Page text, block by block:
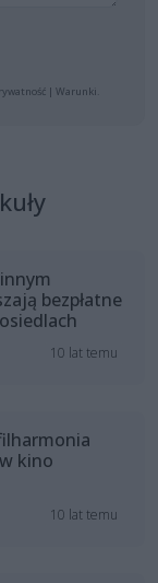
| Warunki
bezpłatne
10 lat temu
kino
10 lat temu